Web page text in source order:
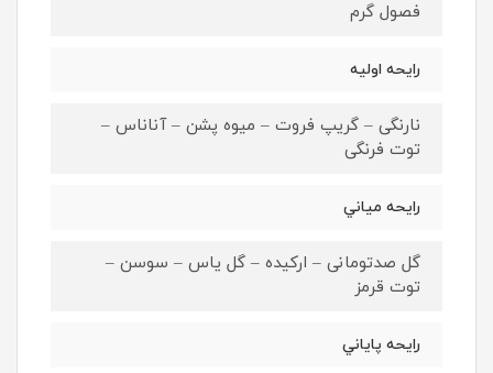
فصول گرم
رايحه اوليه
نارنگی – گریپ فروت – میوه پشن – آناناس –
توت فرنگی
رايحه مياني
گل صدتومانی – ارکیده – گل یاس – سوسن –
توت قرمز
رايحه پاياني